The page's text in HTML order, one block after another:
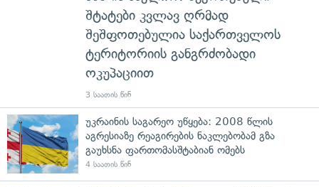
შტატები კვლავ ღრმად
შეშფოთებულია საქართველოს
ტერიტორიის განგრძობადი
ოკუპაციით
3 საათის წინ
უკრაინის საგარეო უწყება: 2008 წლის
აგრესიაზე რეაგირების ნაკლებობამ გზა
გაუხსნა ფართომასშტაბიან ომებს
4 საათის წინ